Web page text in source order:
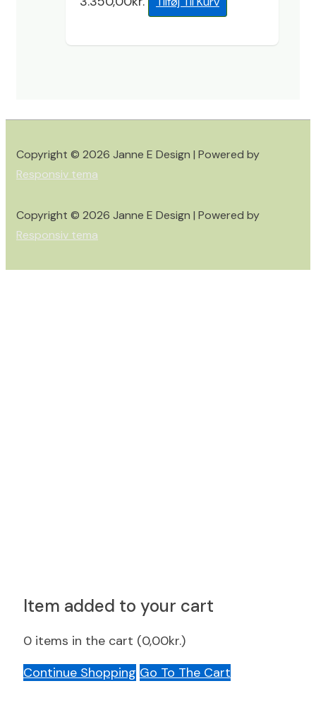
Copyright © 2026 Janne E Design | Powered by
Responsiv tema
Copyright © 2026 Janne E Design | Powered by
Responsiv tema
Item added to your cart
0 items in the cart (0,00kr.)
Continue Shopping Go To The Cart